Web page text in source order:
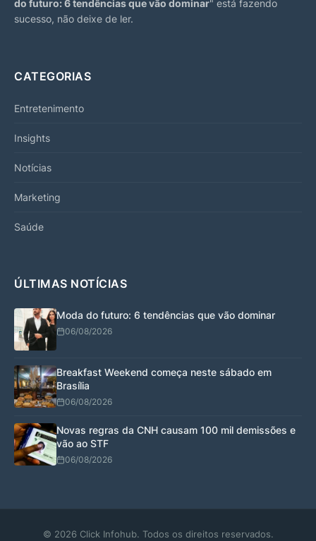
do futuro: 6 tendências que vão dominar" está fazendo
sucesso, não deixe de ler.
CATEGORIAS
Entretenimento
Insights
Notícias
Marketing
Saúde
ÚLTIMAS NOTÍCIAS
Moda do futuro: 6 tendências que vão dominar
06/08/2026
Breakfast Weekend começa neste sábado em
Brasília
06/08/2026
Novas regras da CNH causam 100 mil demissões e
vão ao STF
06/08/2026
© 2026 Click Infohub. Todos os direitos reservados.